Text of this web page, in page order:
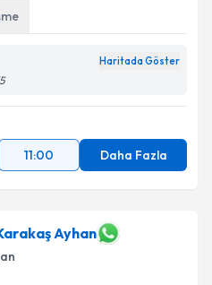
Haritada Göster
11:00 Daha Fazla
Ayhan